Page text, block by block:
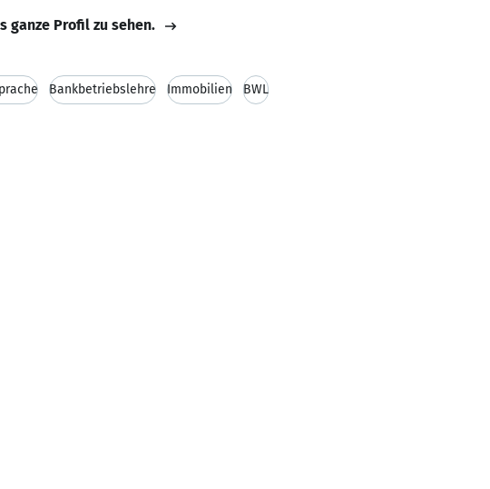
ganze Profil zu sehen.
Bankbetriebslehre Immobilien BWL